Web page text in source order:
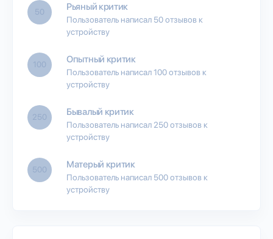
50 Рьяный критик
Пользователь написал 50 отзывов к
устройству
100 Опытный критик
Пользователь написал 100 отзывов к
устройству
250 Бывалый критик
Пользователь написал 250 отзывов к
устройству
500 Матерый критик
Пользователь написал 500 отзывов к
устройству